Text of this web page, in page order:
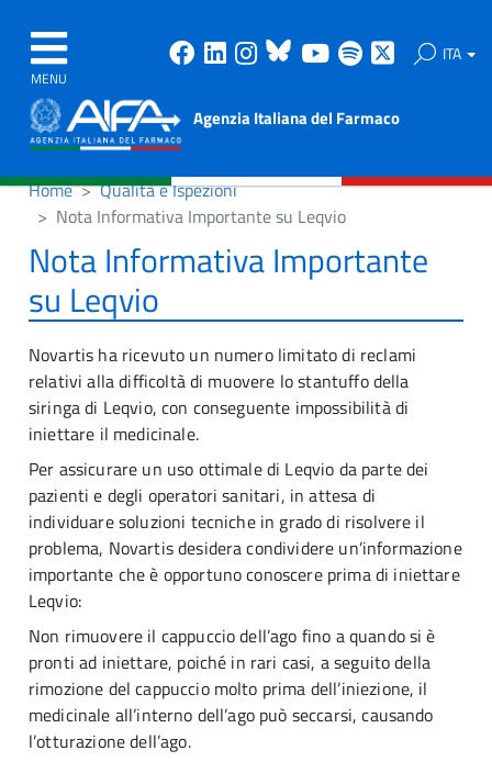
MENU
Facebook
Linkedin
Instagram
Bluesky
Youtube
Spotify ITA
Agenzia Italiana del Farmaco
Home
Qualità e Ispezioni
Nota Informativa Importante su Leqvio
Nota Informativa Importante
su Leqvio
Novartis ha ricevuto un numero limitato di reclami
relativi alla difficoltà di muovere lo stantuffo della
siringa di Leqvio, con conseguente impossibilità di
iniettare il medicinale.
Per assicurare un uso ottimale di Leqvio da parte dei
pazienti e degli operatori sanitari, in attesa di
individuare soluzioni tecniche in grado di risolvere il
problema, Novartis desidera condividere un’informazione
importante che è opportuno conoscere prima di iniettare
Leqvio:
Non rimuovere il cappuccio dell’ago fino a quando si è
pronti ad iniettare, poiché in rari casi, a seguito della
rimozione del cappuccio molto prima dell’iniezione, il
medicinale all’interno dell’ago può seccarsi, causando
l’otturazione dell’ago.